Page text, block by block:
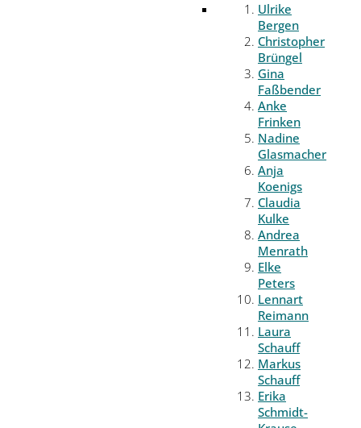
Ulrike
Bergen
Christopher
Brüngel
Gina
Faßbender
Anke
Frinken
Nadine
Glasmacher
Anja
Koenigs
Claudia
Kulke
Andrea
Menrath
Elke
Peters
Lennart
Reimann
Laura
Schauff
Markus
Schauff
Erika
Schmidt-